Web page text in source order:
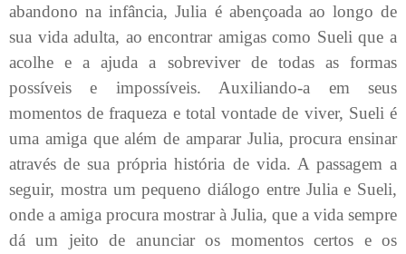
abandono na infância, Julia é abençoada ao longo de
sua vida adulta, ao encontrar amigas como Sueli que a
acolhe e a ajuda a sobreviver de todas as formas
possíveis e impossíveis. Auxiliando-a em seus
momentos de fraqueza e total vontade de viver, Sueli é
uma amiga que além de amparar Julia, procura ensinar
através de sua própria história de vida. A passagem a
seguir, mostra um pequeno diálogo entre Julia e Sueli,
onde a amiga procura mostrar à Julia, que a vida sempre
dá um jeito de anunciar os momentos certos e os